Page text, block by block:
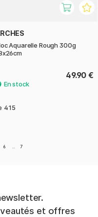
Aquarelle Rough 300g
49.90 €
415
6 7
et offres